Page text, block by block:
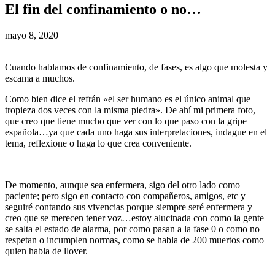
El fin del confinamiento o no…
mayo 8, 2020
Cuando hablamos de confinamiento, de fases, es algo que molesta y
escama a muchos.
Como bien dice el refrán «el ser humano es el único animal que
tropieza dos veces con la misma piedra». De ahí mi primera foto,
que creo que tiene mucho que ver con lo que paso con la gripe
española…ya que cada uno haga sus interpretaciones, indague en el
tema, reflexione o haga lo que crea conveniente.
De momento, aunque sea enfermera, sigo del otro lado como
paciente; pero sigo en contacto con compañeros, amigos, etc y
seguiré contando sus vivencias porque siempre seré enfermera y
creo que se merecen tener voz…estoy alucinada con como la gente
se salta el estado de alarma, por como pasan a la fase 0 o como no
respetan o incumplen normas, como se habla de 200 muertos como
quien habla de llover.